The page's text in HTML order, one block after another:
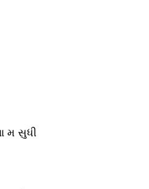
મ સુધી